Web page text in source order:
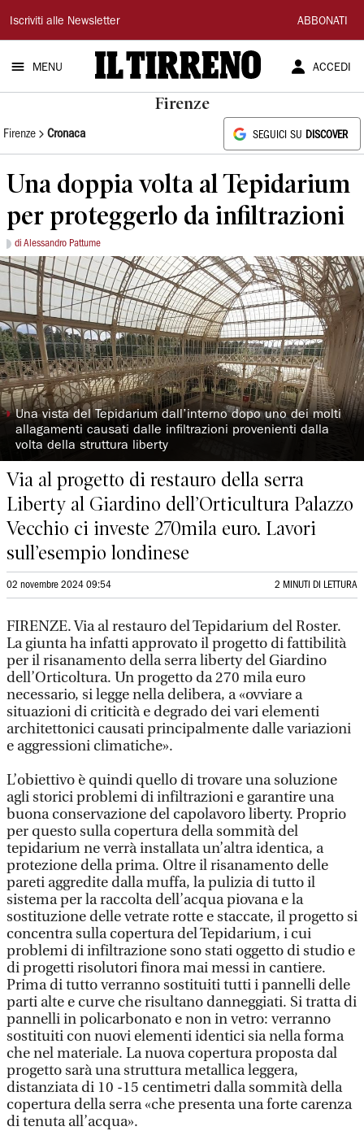
Il
Tirreno
Iscriviti alle Newsletter ABBONATI
MENU ACCEDI
Firenze
Firenze Cronaca SEGUICI SU DISCOVER
Una doppia volta al Tepidarium
per proteggerlo da infiltrazioni
di Alessandro Pattume
◗Una vista del Tepidarium dall’interno dopo uno dei molti
allagamenti causati dalle infiltrazioni provenienti dalla
volta della struttura liberty
Via al progetto di restauro della serra
Liberty al Giardino dell’Orticultura Palazzo
Vecchio ci investe 270mila euro. Lavori
sull’esempio londinese
02 novembre 2024 09:54 2 MINUTI DI LETTURA
FIRENZE. Via al restauro del Tepidarium del Roster.
La giunta ha infatti approvato il progetto di fattibilità
per il risanamento della serra liberty del Giardino
dell’Orticoltura. Un progetto da 270 mila euro
necessario, si legge nella delibera, a «ovviare a
situazioni di criticità e degrado dei vari elementi
architettonici causati principalmente dalle variazioni
e aggressioni climatiche».
L’obiettivo è quindi quello di trovare una soluzione
agli storici problemi di infiltrazioni e garantire una
buona conservazione del capolavoro liberty. Proprio
per questo sulla copertura della sommità del
tepidarium ne verrà installata un’altra identica, a
protezione della prima. Oltre il risanamento delle
pareti aggredite dalla muffa, la pulizia di tutto il
sistema per la raccolta dell’acqua piovana e la
sostituzione delle vetrate rotte e staccate, il progetto si
concentra sulla copertura del Tepidarium, i cui
problemi di infiltrazione sono stati oggetto di studio e
di progetti risolutori finora mai messi in cantiere.
Prima di tutto verranno sostituiti tutti i pannelli delle
parti alte e curve che risultano danneggiati. Si tratta di
pannelli in policarbonato e non in vetro: verranno
sostituiti con nuovi elementi identici sia nella forma
che nel materiale. La nuova copertura proposta dal
progetto sarà una struttura metallica leggera,
distanziata di 10 -15 centimetri dalla sommità della
copertura della serra «che presenta una forte carenza
di tenuta all’acqua».